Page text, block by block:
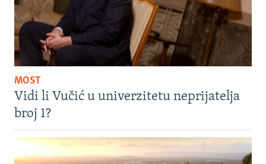
MOST
Vidi li Vučić u univerzitetu neprijatelja
broj 1?